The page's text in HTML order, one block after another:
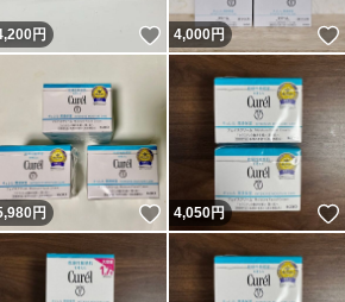
ね！
円 いいね！
4,000円
ね！
円 いいね！
4,050円